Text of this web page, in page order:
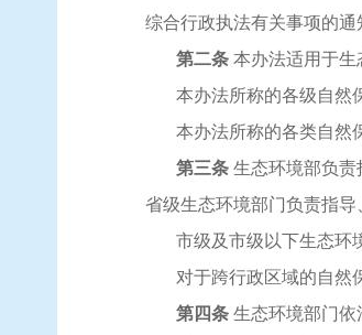
综合行政执法有关事项的通
第二条 本办法适用于生
本办法所称的各级自然
本办法所称的各类自然
第三条 生态环境部负责
省级生态环境部门负责指导
市级及市级以下生态环
对于跨行政区域的自然
第四条 生态环境部门依